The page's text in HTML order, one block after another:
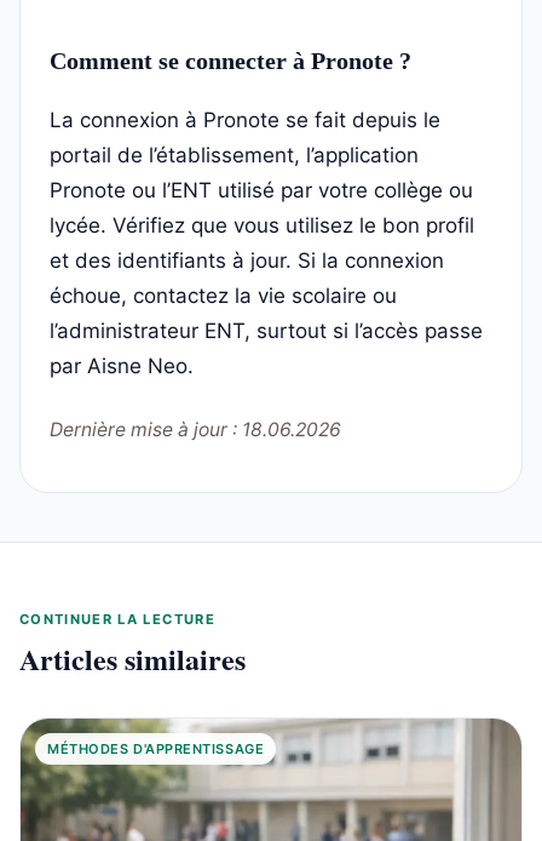
Comment se connecter à Pronote ?
La connexion à Pronote se fait depuis le
portail de l’établissement, l’application
Pronote ou l’ENT utilisé par votre collège ou
lycée. Vérifiez que vous utilisez le bon profil
et des identifiants à jour. Si la connexion
échoue, contactez la vie scolaire ou
l’administrateur ENT, surtout si l’accès passe
par Aisne Neo.
Dernière mise à jour : 18.06.2026
CONTINUER LA LECTURE
Articles similaires
MÉTHODES D'APPRENTISSAGE